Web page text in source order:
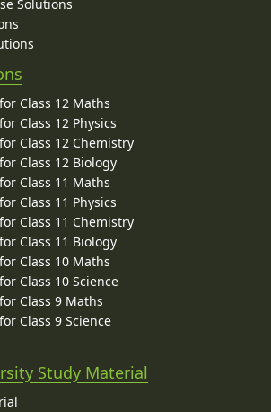
Solutions
Class 12 Maths
Class 12 Physics
Class 12 Chemistry
Class 12 Biology
Class 11 Maths
Class 11 Physics
Class 11 Chemistry
Class 11 Biology
Class 10 Maths
Class 10 Science
Class 9 Maths
Class 9 Science
Study Material